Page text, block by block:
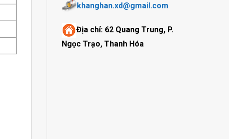
khanghan.xd@gmail.com
Địa chỉ: 62 Quang Trung, P.
Ngọc Trạo, Thanh Hóa